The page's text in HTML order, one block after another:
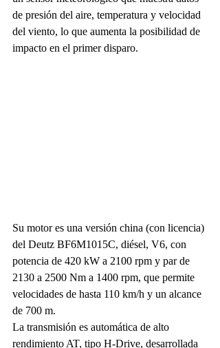
de presión del aire, temperatura y velocidad
del viento, lo que aumenta la posibilidad de
impacto en el primer disparo.
Su motor es una versión china (con licencia)
del Deutz BF6M1015C, diésel, V6, con
potencia de 420 kW a 2100 rpm y par de
2130 a 2500 Nm a 1400 rpm, que permite
velocidades de hasta 110 km/h y un alcance
de 700 m.
La transmisión es automática de alto
rendimiento AT, tipo H-Drive, desarrollada